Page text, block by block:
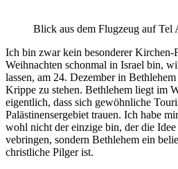
Blick aus dem Flugzeug auf Tel
Ich bin zwar kein besonderer Kirchen-
Weihnachten schonmal in Israel bin,
lassen, am 24. Dezember in
Krippe zu stehen. Bethlehem liegt im
eigentlich, dass sich gewöhnliche
Palästinensergebiet trauen. Ich habe
wohl nicht der einzige bin, der die
vebringen, sondern Bethlehem ein
christliche Pilger ist.